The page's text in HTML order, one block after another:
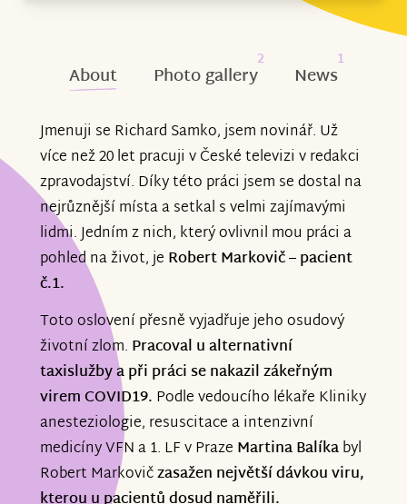
About Photo gallery
2
News
1
Jmenuji se Richard Samko, jsem novinář. Už
více než 20 let pracuji v České televizi v redakci
zpravodajství. Díky této práci jsem se dostal na
nejrůznější místa a setkal s velmi zajímavými
lidmi. Jedním z nich, který ovlivnil mou práci a
pohled na život, je Robert Markovič – pacient
č.1.
Toto oslovení přesně vyjadřuje jeho osudový
životní zlom. Pracoval u alternativní
taxislužby a při práci se nakazil zákeřným
virem COVID19. Podle vedoucího lékaře Kliniky
anesteziologie, resuscitace a intenzivní
medicíny VFN a 1. LF v Praze Martina Balíkabyl
Robert Markovičzasažen největší dávkou viru,